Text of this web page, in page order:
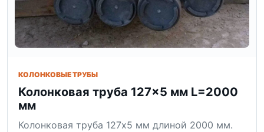
КОЛОНКОВЫЕ ТРУБЫ
Колонковая труба 127×5 мм L=2000
мм
Колонковая труба 127x5 мм длиной 2000 мм.